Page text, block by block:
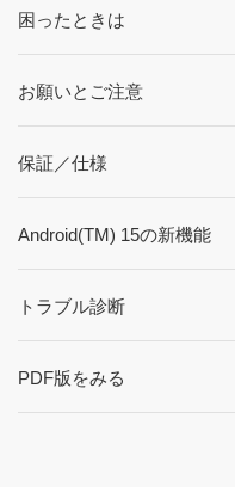
困ったときは
お願いとご注意
保証／仕様
Android(TM) 15の新機能
トラブル診断
PDF版をみる